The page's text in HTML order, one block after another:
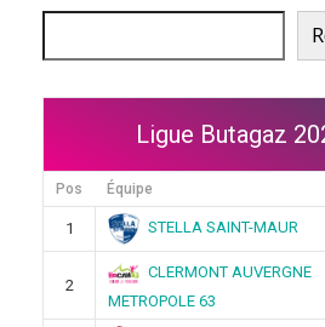
Ligue Butagaz
Pos Équipe
1 STELLA SAINT-MAUR
2
CLERMONT AUVERGNE
METROPOLE 63